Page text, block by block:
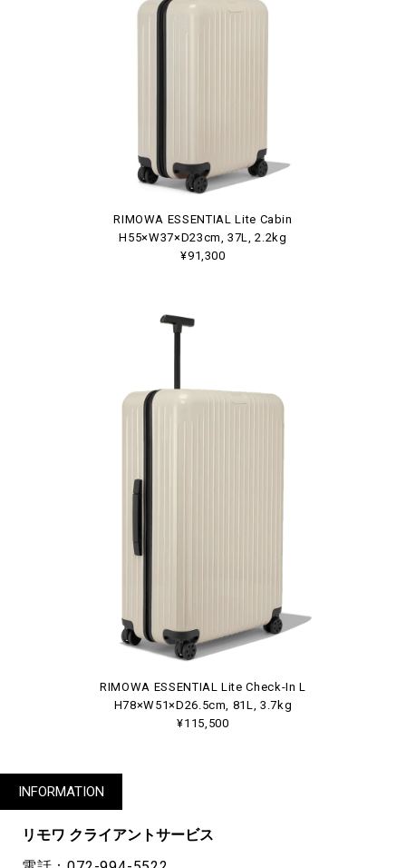
RIMOWA ESSENTIAL Lite Cabin
H55×W37×D23cm, 37L, 2.2kg
¥91,300
RIMOWA ESSENTIAL Lite Check-In L
H78×W51×D26.5cm, 81L, 3.7kg
¥115,500
INFORMATION
リモワ クライアントサービス